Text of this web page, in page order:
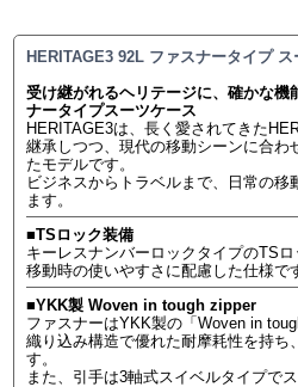
HERITAGE3 92L ファスナータイプ ス
受け継がれるヘリテージに、確かな機
ナータイプスーツケース
HERITAGE3は、長く愛されてきた
継承しつつ、現代の移動シーンに合わ
たモデルです。
ビジネスからトラベルまで、日常の移
ます。
■TSロック装備
キーレスナンバーロックタイプのTSロ
移動時の使いやすさに配慮した仕様で
■YKK製 Woven in tough zipper
ファスナーはYKK製の「Woven in
織り込み構造で優れた耐摩耗性を持ち
す。
また、引手は3軸式スイベルタイプで